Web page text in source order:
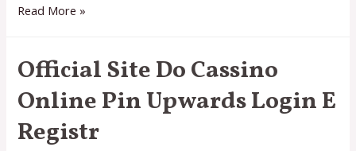
Official
Cassino
Online
Pin
Login
Read More »
Official Site Do Cassino
Online Pin Upwards Login E
Registr